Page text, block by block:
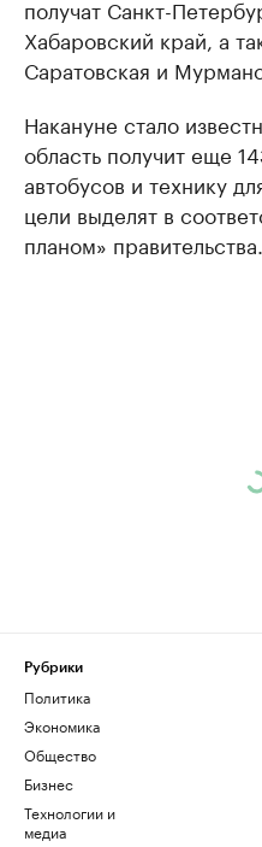
получат Санкт-
Хабаровский край, а
Саратовская и
Накануне стало
область получит еще
автобусов и технику
цели выделят в
планом» правительства.
Рубрики
Политика
Экономика
Общество
Бизнес
Технологии и
медиа